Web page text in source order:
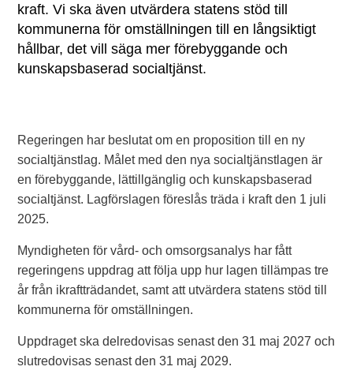
kraft. Vi ska även utvärdera statens stöd till
kommunerna för omställningen till en långsiktigt
hållbar, det vill säga mer förebyggande och
kunskapsbaserad socialtjänst.
Regeringen har beslutat om en proposition till en ny
socialtjänstlag. Målet med den nya socialtjänstlagen är
en förebyggande, lättillgänglig och kunskapsbaserad
socialtjänst. Lagförslagen föreslås träda i kraft den 1 juli
2025.
Myndigheten för vård- och omsorgsanalys har fått
regeringens uppdrag att följa upp hur lagen tillämpas tre
år från ikraftträdandet, samt att utvärdera statens stöd till
kommunerna för omställningen.
Uppdraget ska delredovisas senast den 31 maj 2027 och
slutredovisas senast den 31 maj 2029.